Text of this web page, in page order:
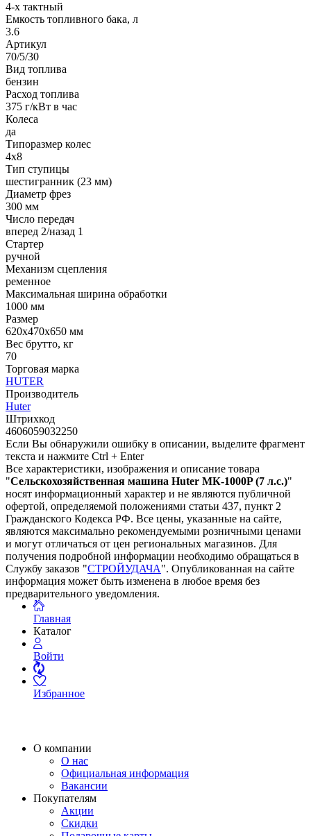
4-х тактный
Емкость топливного бака, л
3.6
Артикул
70/5/30
Вид топлива
бензин
Расход топлива
375 г/кВт в час
Колеса
да
Типоразмер колес
4х8
Тип ступицы
шестигранник (23 мм)
Диаметр фрез
300 мм
Число передач
вперед 2/назад 1
Стартер
ручной
Механизм сцепления
ременное
Максимальная ширина обработки
1000 мм
Размер
620x470x650 мм
Вес брутто, кг
70
Торговая марка
HUTER
Производитель
Huter
Штрихкод
4606059032250
Если Вы обнаружили ошибку в описании, выделите фрагмент
текста и нажмите Ctrl + Enter
Все характеристики, изображения и описание товара
"Сельскохозяйственная машина Huter МК-1000P (7 л.с.)"
носят информационный характер и не являются публичной
офертой, определяемой положениями статьи 437, пункт 2
Гражданского Кодекса РФ. Все цены, указанные на сайте,
являются максимально рекомендуемыми розничными ценами
и могут отличаться от цен региональных магазинов. Для
получения подробной информации необходимо обращаться в
Службу заказов "СТРОЙУДАЧА". Опубликованная на сайте
информация может быть изменена в любое время без
предварительного уведомления.
Главная
Каталог
Войти
Избранное
О компании
О нас
Официальная информация
Вакансии
Покупателям
Акции
Скидки